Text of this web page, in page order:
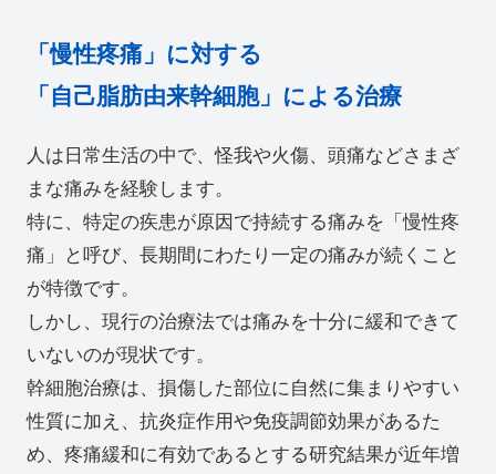
「慢性疼痛」に対する
「自己脂肪由来幹細胞」による治療
人は日常生活の中で、怪我や火傷、頭痛などさまざ
まな痛みを経験します。
特に、特定の疾患が原因で持続する痛みを「慢性疼
痛」と呼び、長期間にわたり一定の痛みが続くこと
が特徴です。
しかし、現行の治療法では痛みを十分に緩和できて
いないのが現状です。
幹細胞治療は、損傷した部位に自然に集まりやすい
性質に加え、抗炎症作用や免疫調節効果があるた
め、疼痛緩和に有効であるとする研究結果が近年増